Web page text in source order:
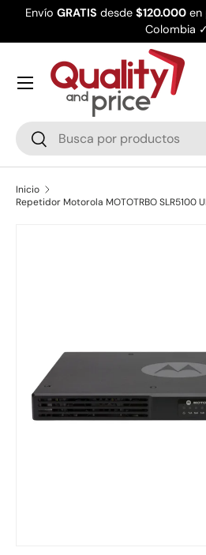
Envío GRATIS desde $120.000 en
Colombia ✓
Buscar
Buscar
Inicio
Repetidor Motorola MOTOTRBO SLR5100